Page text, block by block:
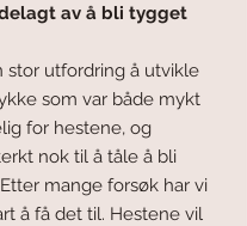
av å bli tygget
stor utfordring å utvikle
som var både mykt
for hestene, og
nok til å tåle å bli
mange forsøk har vi
å få det til. Hestene vil